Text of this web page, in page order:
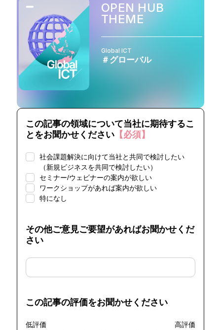
OPEN HUB
THEME
Global ICT
＃グローバル
この記事の領域について当社に期待するこ
とをお聞かせください【必須】
社会課題解決に向けて当社と共同で検討したい
（新規ビジネスを共同で検討したい）
セミナー/ウェビナーの案内が欲しい
ワークショップがあれば案内が欲しい
特になし
その他ご意見ご要望があればお聞かせくだ
さい
この記事の評価をお聞かせください
低評価
高評価